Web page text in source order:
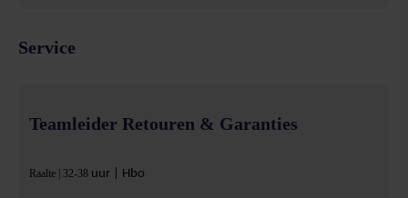
Service
Teamleider Retouren & Garanties
Raalte | 32-38 uur | Hbo